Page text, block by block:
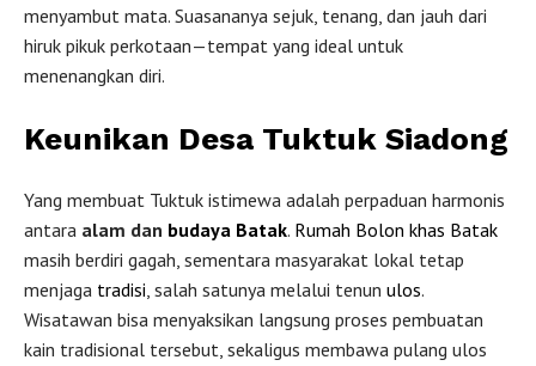
menyambut mata. Suasananya sejuk, tenang, dan jauh dari
hiruk pikuk perkotaan—tempat yang ideal untuk
menenangkan diri.
Keunikan Desa Tuktuk Siadong
Yang membuat Tuktuk istimewa adalah perpaduan harmonis
antara alam dan budaya Batak. Rumah Bolon khas Batak
masih berdiri gagah, sementara masyarakat lokal tetap
menjaga tradisi, salah satunya melalui tenun ulos.
Wisatawan bisa menyaksikan langsung proses pembuatan
kain tradisional tersebut, sekaligus membawa pulang ulos